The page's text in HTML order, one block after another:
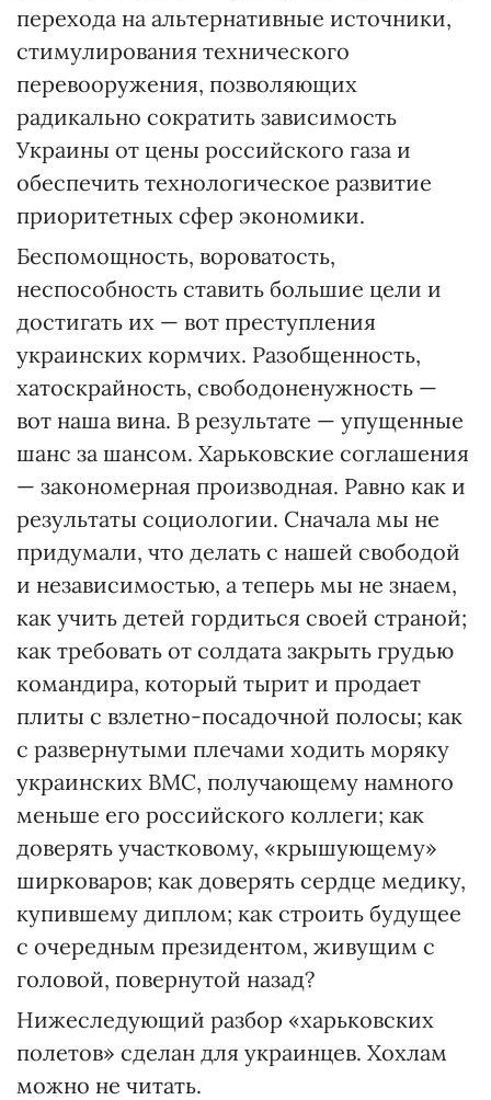
перехода на альтернативные источники,
стимулирования технического
перевооружения, позволяющих
радикально сократить зависимость
Украины от цены российского газа и
обеспечить технологическое развитие
приоритетных сфер экономики.
Беспомощность, вороватость,
неспособность ставить большие цели и
достигать их — вот преступления
украинских кормчих. Разобщенность,
хатоскрайность, свободоненужность —
вот наша вина. В результате — упущенные
шанс за шансом. Харьковские соглашения
— закономерная производная. Равно как и
результаты социологии. Сначала мы не
придумали, что делать с нашей свободой
и независимостью, а теперь мы не знаем,
как учить детей гордиться своей страной;
как требовать от солдата закрыть грудью
командира, который тырит и продает
плиты с взлетно-посадочной полосы; как
с развернутыми плечами ходить моряку
украинских ВМС, получающему намного
меньше его российского коллеги; как
доверять участковому, «крышующему»
ширковаров; как доверять сердце медику,
купившему диплом; как строить будущее
с очередным президентом, живущим с
головой, повернутой назад?
Нижеследующий разбор «харьковских
полетов» сделан для украинцев. Хохлам
можно не читать.